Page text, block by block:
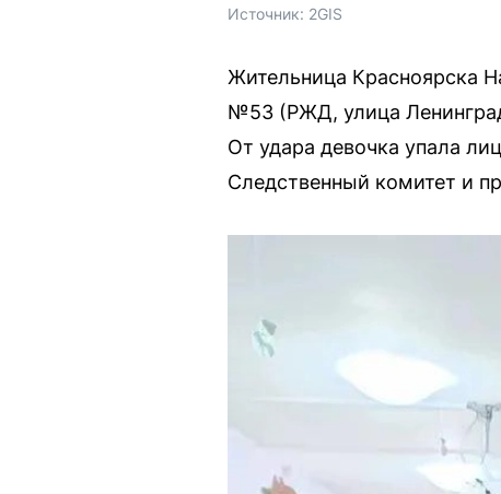
Источник: 2GIS
Жительница Красноярска
№53 (РЖД, улица
От удара девочка упала
Следственный комитет и